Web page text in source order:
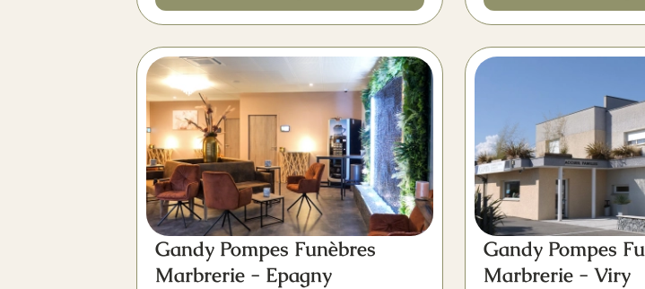
Gandy Pompes Funèbres
Marbrerie - Epagny
Gandy Pompes
Marbrerie - Viry